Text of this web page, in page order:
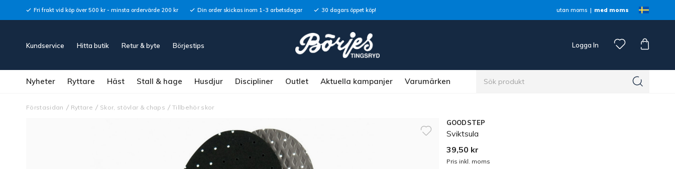
Fri frakt vid köp över 500 kr - minsta ordervärde 200 kr Din order skickas inom 1-3 arbetsdagar 30 dagars öppet köp! utan moms med moms
Kundservice Hitta butik Retur & byte Börjestips Logga In
Nyheter Ryttare Häst Stall & hage Husdjur Discipliner Outlet Aktuella kampanjer Varumärken
Förstasidan Ryttare Skor, stövlar & chaps Tillbehör skor
GOODSTEP
Sviktsula
39,50 kr
Pris inkl. moms